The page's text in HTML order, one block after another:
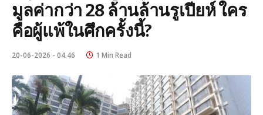
มูลค่ากว่า 28 ล้านล้านรูเปียห์ ใคร
คือผู้แพ้ในศึกครั้งนี้?
20-06-2026 - 04.46 1 Min Read